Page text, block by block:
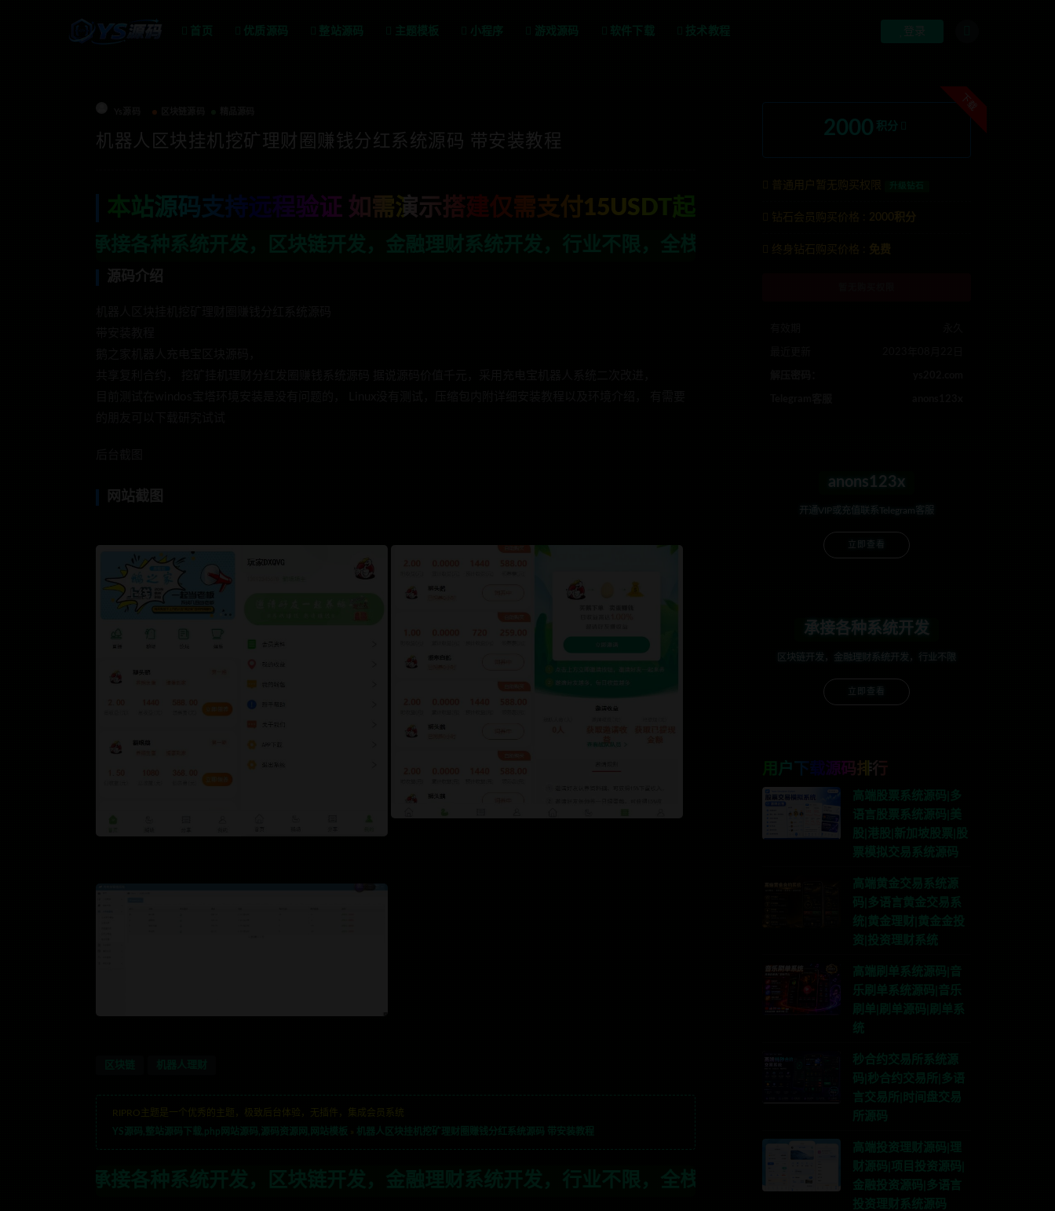
首页 优质源码 整站源码 主题模板 小程序 游戏源码 软件下载 技术教程 登录
机器人区块挂机挖矿理财圈赚钱分红系统源码 带安装教程
本站源码支持远程验证 如需演示搭建仅需支付15USDT起
种系统开发，区块链开发，金融理财系统开发，行业不限，全栈技术开发，定制，二开联系TG:anons123x
RIPRO主题是一个优秀的主题，极致后台体验，无插件，集成会员系统
YS源码,整站源码下载,php网站源码,源码资源网,网站模板
机器人区块挂机挖矿理财圈赚钱分红系统源码 带安装教程
种系统开发，区块链开发，金融理财系统开发，行业不限，全栈技术开发，定制，二开联系TG:anons123x
下载
2000 积分
普通用户暂无购买权限
钻石会员购买价格 : 2000积分
终身钻石购买价格 : 免费
anons123x
开通VIP或充值联系Telegram客服
立即查看
承接各种系统开发
区块链开发，金融理财系统开发，行业不限
立即查看
用户下载源码排行
高端股票系统源码|多
语言股票系统源码|美
股|港股|新加坡股票|股
票模拟交易系统源码
高端黄金交易系统源
码|多语言黄金交易系
统|黄金理财|黄金金投
资|投资理财系统
高端刷单系统源码|音
乐刷单系统源码|音乐
刷单|刷单源码|刷单系
统
秒合约交易所系统源
码|秒合约交易所|多语
言交易所|时间盘交易
所源码
高端投资理财源码|理
财源码|项目投资源码|
金融投资源码|多语言
投资理财系统源码